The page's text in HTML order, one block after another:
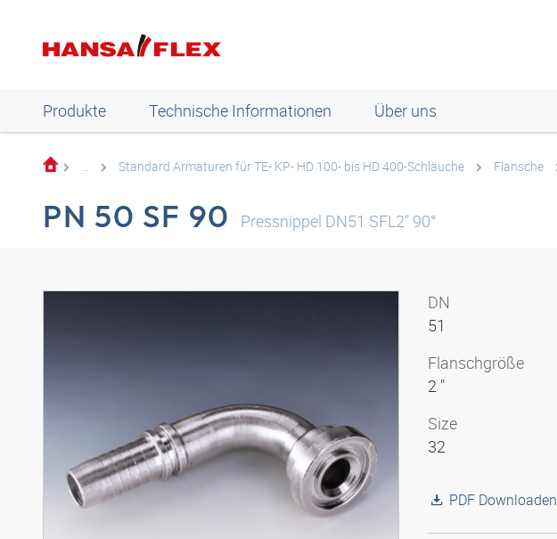
Produkte Technische Informationen Über uns
... Standard Armaturen für TE- KP- HD 100- bis HD 400-Schläuche Flansche
PN 50 SF 90 Pressnippel DN51 SFL2" 90°
DN
51
Flanschgröße
2 "
Size
32
PDF Downloaden